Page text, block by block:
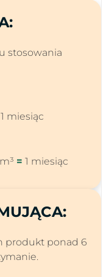
stosowania
1 miesiąc
= 1 miesiąc
produkt ponad 6